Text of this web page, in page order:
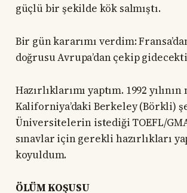
güçlü bir şekilde kök salmıştı.
Bir gün kararımı verdim:
doğrusu Avrupa’dan çekip
Hazırlıklarımı yaptım. 1992
Kaliforniya’daki Berkeley (Börkli)
Üniversitelerin istediği TOEFL/
sınavlar için gerekli hazırlıkları
koyuldum.
ÖLÜM KOŞUSU